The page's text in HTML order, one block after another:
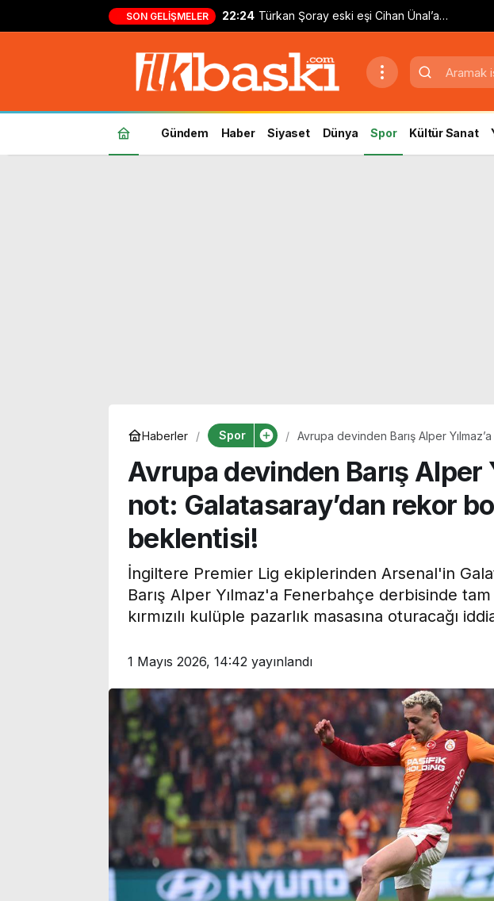
SON GELIŞMELER 22:24 Türkan Şoray eski eşi Cihan Ünal’a
Gündem Haber Siyaset Dünya Spor Kültür Sanat
Haberler Spor
Avrupa devinden Barış Alper
Avrupa devinden Barış Alper
not: Galatasaray’dan rekor
beklentisi!
İngiltere Premier Lig ekiplerinden Arsenal'in
Barış Alper Yılmaz'a Fenerbahçe derbisinde
kırmızılı kulüple pazarlık masasına oturacağı
1 Mayıs 2026, 14:42 yayınlandı
itibaren geçerli
Park yeri tartışması
Çocukları kurtarmaya
çalışan adam öldürüldü
13